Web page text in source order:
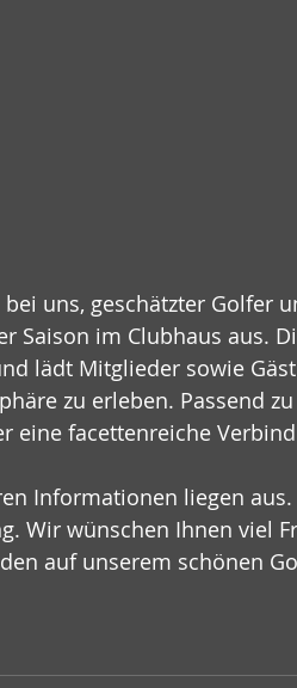
uns, geschätzter Golfer
Saison im Clubhaus aus.
lädt Mitglieder sowie
zu erleben. Passend
eine facettenreiche
Informationen liegen
Wir wünschen Ihnen viel
auf unserem schönen